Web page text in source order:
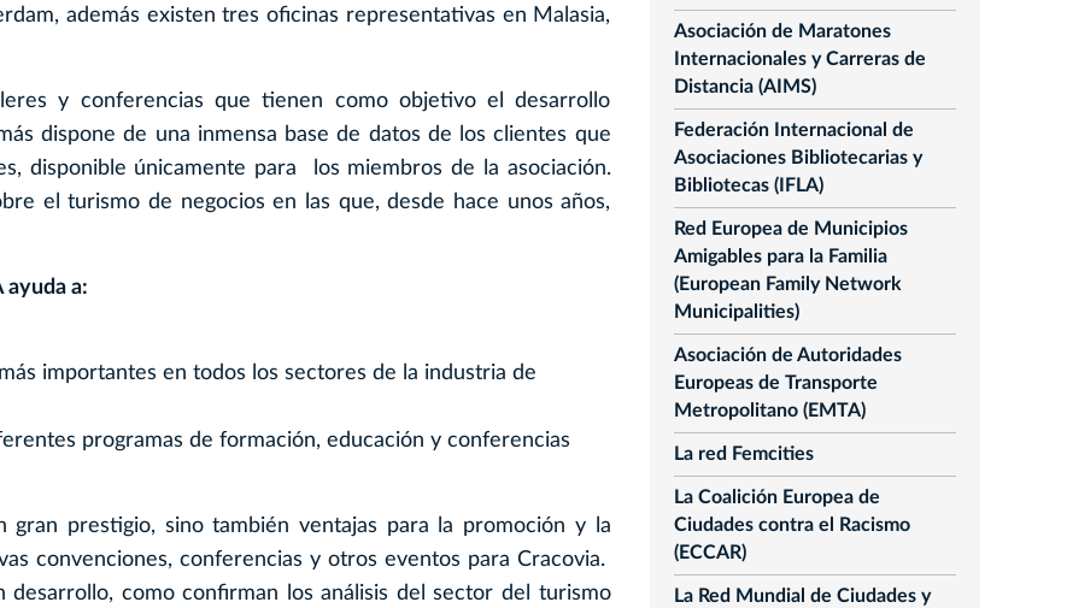
además existen tres oficinas representativas en Malasia,
y conferencias que tienen como objetivo el desarrollo
dispone de una inmensa base de datos de los clientes que
disponible únicamente para los miembros de la asociación.
el turismo de negocios en las que, desde hace unos años,
ayuda a:
importantes en todos los sectores de la industria de
programas de formación, educación y conferencias
gran prestigio, sino también ventajas para la promoción y la
convenciones, conferencias y otros eventos para Cracovia.
desarrollo, como confirman los análisis del sector del turismo
Asociación de Maratones
Internacionales y Carreras de
Distancia (AIMS)
Federación Internacional de
Asociaciones Bibliotecarias y
Bibliotecas (IFLA)
Red Europea de Municipios
Amigables para la Familia
(European Family Network
Municipalities)
Asociación de Autoridades
Europeas de Transporte
Metropolitano (EMTA)
La red Femcities
La Coalición Europea de
Ciudades contra el Racismo
(ECCAR)
La Red Mundial de Ciudades y